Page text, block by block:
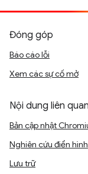
Đóng góp
Báo cáo lỗi
Xem các sự cố mở
Nội dung liên quan
Bản cập nhật
Nghiên cứu điển hình
Lưu trữ